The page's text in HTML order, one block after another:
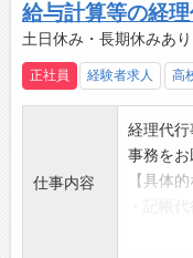
に2024
高記録を
・今後
強固に
【温か
・部署
く、性別
です！
めて話
給与計算等の経
土日休み・長期休みあ
正社員 経験者求人 高
仕事内容
経理代
事務をお
【具体